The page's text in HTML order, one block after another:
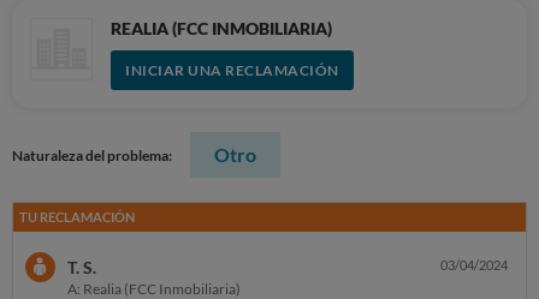
REALIA (FCC INMOBILIARIA)
INICIAR UNA RECLAMACIÓN
Naturaleza del problema: Otro
TU RECLAMACIÓN
T. S.
A: Realia (FCC Inmobiliaria)
03/04/2024